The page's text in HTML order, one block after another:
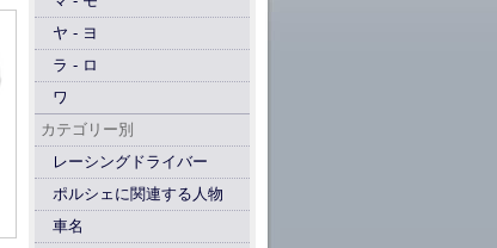
ヤ - ヨ
ラ - ロ
ワ
カテゴリー別
レーシングドライバー
ポルシェに関連する人物
車名